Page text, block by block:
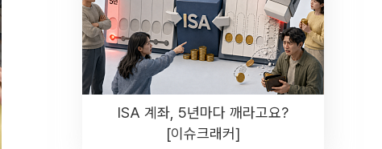
ISA 계좌, 5년마다 깨라고요?
[이슈크래커]